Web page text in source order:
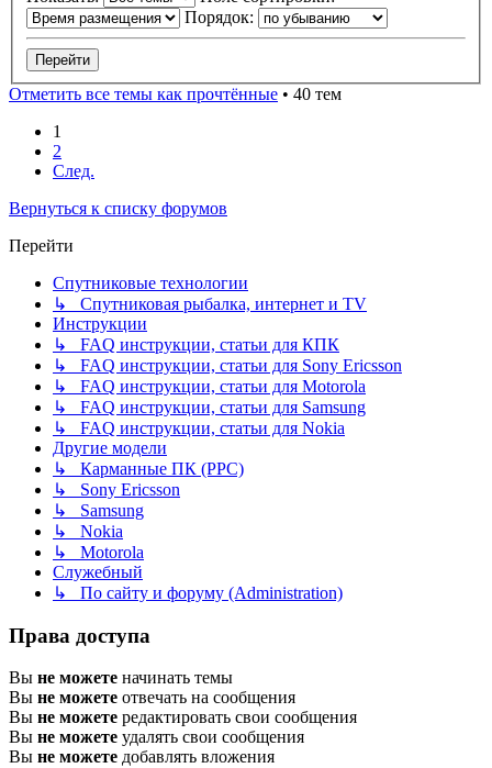
Порядок:
Отметить все темы как прочтённые • 40 тем
1
2
След.
Вернуться к списку форумов
Перейти
Спутниковые технологии
↳ Спутниковая рыбалка, интернет и TV
Инструкции
↳ FAQ инструкции, статьи для КПК
↳ FAQ инструкции, статьи для Sony Ericsson
↳ FAQ инструкции, статьи для Motorola
↳ FAQ инструкции, статьи для Samsung
↳ FAQ инструкции, статьи для Nokia
Другие модели
↳ Карманные ПК (PPC)
↳ Sony Ericsson
↳ Samsung
↳ Nokia
↳ Motorola
Служебный
↳ По сайту и форуму (Administration)
Права доступа
Вы не можете начинать темы
Вы не можете отвечать на сообщения
Вы не можете редактировать свои сообщения
Вы не можете удалять свои сообщения
Вы не можете добавлять вложения